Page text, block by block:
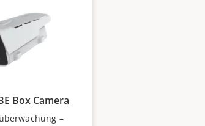
Box Camera
–